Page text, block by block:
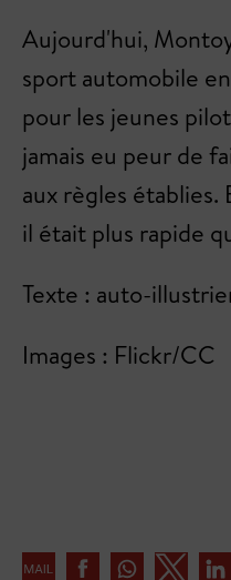
Aujourd'hui,
sport automobile
pour les jeunes
jamais eu peur de
aux règles
il était plus rapide
Texte : auto-
Images : Flickr/CC